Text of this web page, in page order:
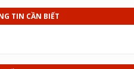
Phú Yên
TIN CẦN BIẾT